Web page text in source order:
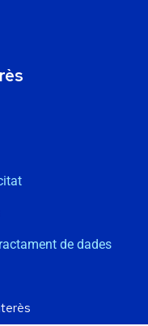
de dades